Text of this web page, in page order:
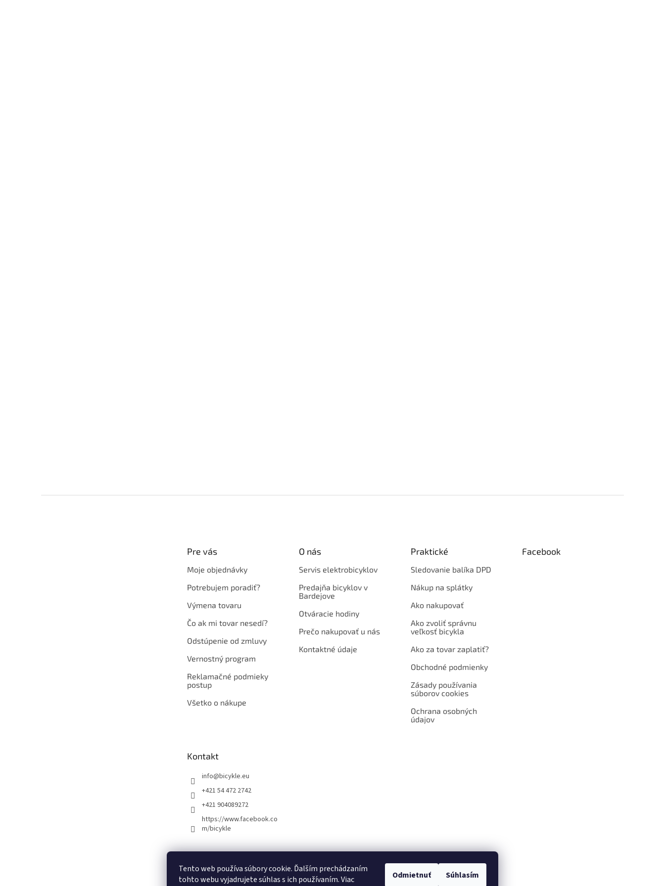
Tento web používa súbory cookie. Ďalším prechádzaním
tohto webu vyjadrujete súhlas s ich používaním. Viac
Odmietnuť Súhlasím
Pre vás
Moje objednávky
Potrebujem poradiť?
Výmena tovaru
Čo ak mi tovar nesedí?
Odstúpenie od zmluvy
Vernostný program
Reklamačné podmieky
postup
Všetko o nákupe
O nás
Servis elektrobicyklov
Predajňa bicyklov v
Bardejove
Otváracie hodiny
Prečo nakupovať u nás
Kontaktné údaje
Praktické
Sledovanie balíka DPD
Nákup na splátky
Ako nakupovať
Ako zvoliť správnu
veľkosť bicykla
Ako za tovar zaplatiť?
Obchodné podmienky
Zásady používania
súborov cookies
Ochrana osobných
údajov
Facebook
Kontakt
info@bicykle.eu
+421 54 472 2742
+421 904089272
https://www.facebook.co
m/bicykle